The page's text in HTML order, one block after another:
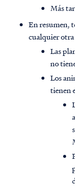
Más
En resumen,
cualquier
Las
no
Los
tienen